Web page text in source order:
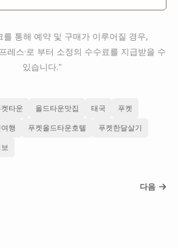
를 통해 예약 및 구매가 이루어질 경우,
레스·로 부터 소정의 수수료를 지급받을 수
있습니다."
타운 올드타운맛집 태국 푸켓
행 푸켓올드타운호텔 푸켓한달살기
다음